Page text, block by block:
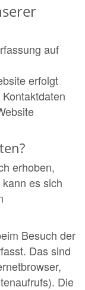
auf
erfolgt
erhoben,
es sich
Besuch der
Das sind
Die